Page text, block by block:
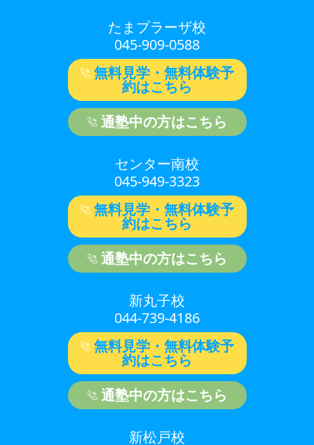
たまプラーザ校
045-909-0588
無料見学・無料体験予
約はこちら
通塾中の方はこちら
センター南校
045-949-3323
無料見学・無料体験予
約はこちら
通塾中の方はこちら
新丸子校
044-739-4186
無料見学・無料体験予
約はこちら
通塾中の方はこちら
新松戸校